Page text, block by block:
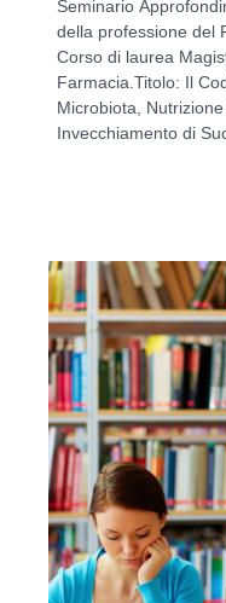
Seminario
della professione del
Corso di laurea
Farmacia.Titolo: Il
Microbiota,
Invecchiamento di